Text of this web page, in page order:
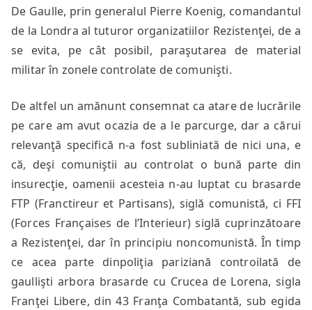
De Gaulle, prin generalul Pierre Koenig, comandantul
de la Londra al tuturor organizatiilor Rezistenţei, de a
se evita, pe cât posibil, paraşutarea de material
militar în zonele controlate de comunişti.
De altfel un amănunt consemnat ca atare de lucrările
pe care am avut ocazia de a le parcurge, dar a cărui
relevanţă specifică n-a fost subliniată de nici una, e
că, deşi comuniştii au controlat o bună parte din
insurecţie, oamenii acesteia n-au luptat cu brasarde
FTP (Franctireur et Partisans), siglă comunistă, ci FFI
(Forces Françaises de l’Interieur) siglă cuprinzătoare
a Rezistenţei, dar în principiu noncomunistă. În timp
ce acea parte dinpoliţia pariziană controilată de
gaullişti arbora brasarde cu Crucea de Lorena, sigla
Franţei Libere, din 43 Franţa Combatantă, sub egida